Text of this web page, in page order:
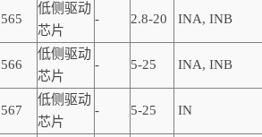
低侧驱动
芯片
- 2.8-20 INA, INB
低侧驱动
芯片
- 5-25 INA, INB
低侧驱动
芯片
- 5-25 IN